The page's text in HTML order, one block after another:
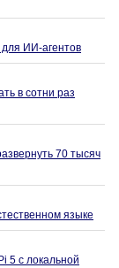
ИИ-агентов
в сотни раз
70 тысяч
языке
5 с локальной